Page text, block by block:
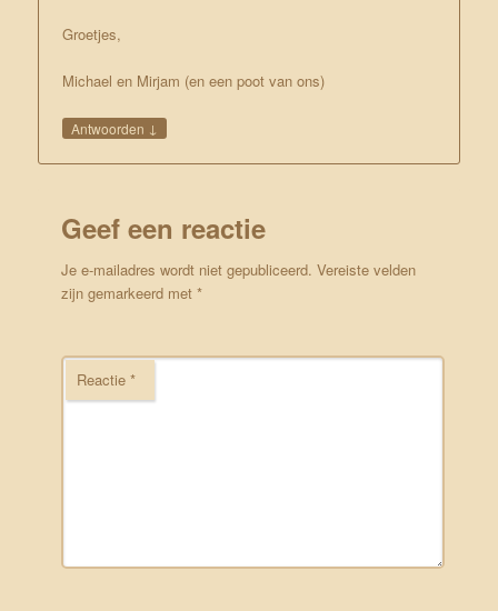
Groetjes,
Michael en Mirjam (en een poot van ons)
Antwoorden ↓
Geef een reactie
Je e-mailadres wordt niet gepubliceerd. Vereiste velden
zijn gemarkeerd met*
Reactie*